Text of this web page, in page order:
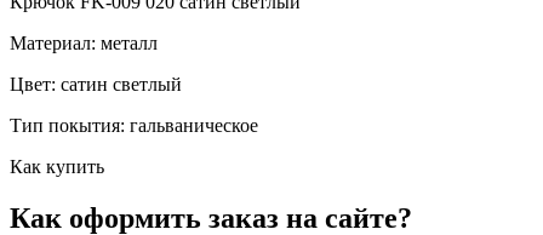
Материал: металл
Цвет: сатин светлый
Тип покытия: гальваническое
Как купить
Как оформить заказ на сайте?